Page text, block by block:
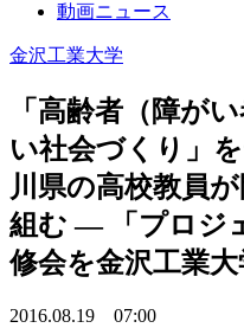
動画ニュース
金沢工業大学
「高齢者（障が
い社会づくり」
川県の高校教員
組む — 「プロジ
修会を金沢工業
2016.08.19 07:00